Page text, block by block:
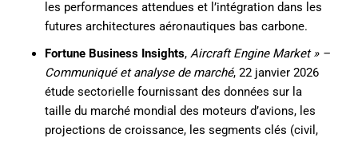
les performances attendues et l’intégration dans les
futures architectures aéronautiques bas carbone.
Fortune Business Insights, Aircraft Engine Market » –
Communiqué et analyse de marché, 22 janvier 2026
étude sectorielle fournissant des données sur la
taille du marché mondial des moteurs d’avions, les
projections de croissance, les segments clés (civil,